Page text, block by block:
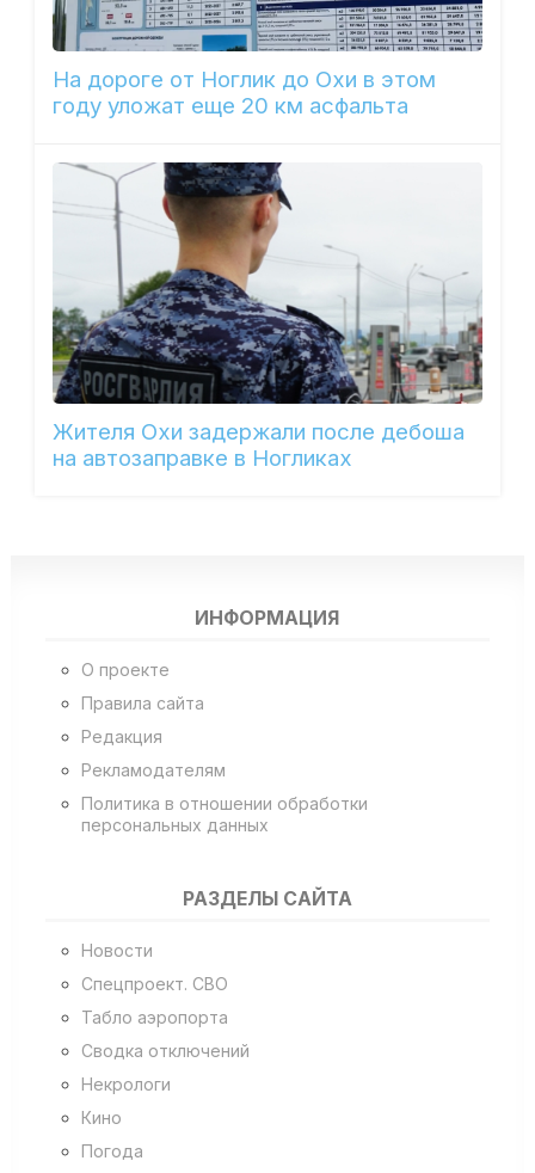
На дороге от Ноглик до Охи в этом
году уложат еще 20 км асфальта
Жителя Охи задержали после дебоша
на автозаправке в Ногликах
ИНФОРМАЦИЯ
О проекте
Правила сайта
Редакция
Рекламодателям
Политика в отношении обработки
персональных данных
РАЗДЕЛЫ САЙТА
Новости
Спецпроект. СВО
Табло аэропорта
Сводка отключений
Некрологи
Кино
Погода